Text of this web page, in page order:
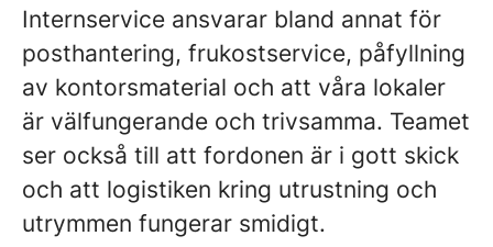
Internservice ansvarar bland annat för
posthantering, frukostservice, påfyllning
av kontorsmaterial och att våra lokaler
är välfungerande och trivsamma. Teamet
ser också till att fordonen är i gott skick
och att logistiken kring utrustning och
utrymmen fungerar smidigt.